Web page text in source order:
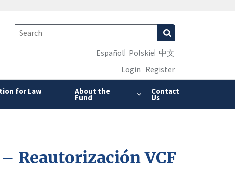
for Law About the
Fund
Contact
Us
Español Polskie 中文
Login Register
Reautorización VCF